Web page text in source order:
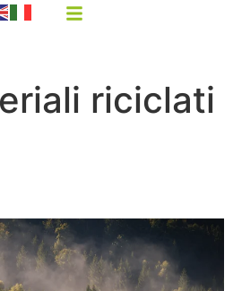
riciclati